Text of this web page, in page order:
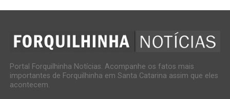
Portal Forquilhinha Notícias. Acompanhe os fatos mais
importantes de Forquilhinha em Santa Catarina assim que eles
acontecem.